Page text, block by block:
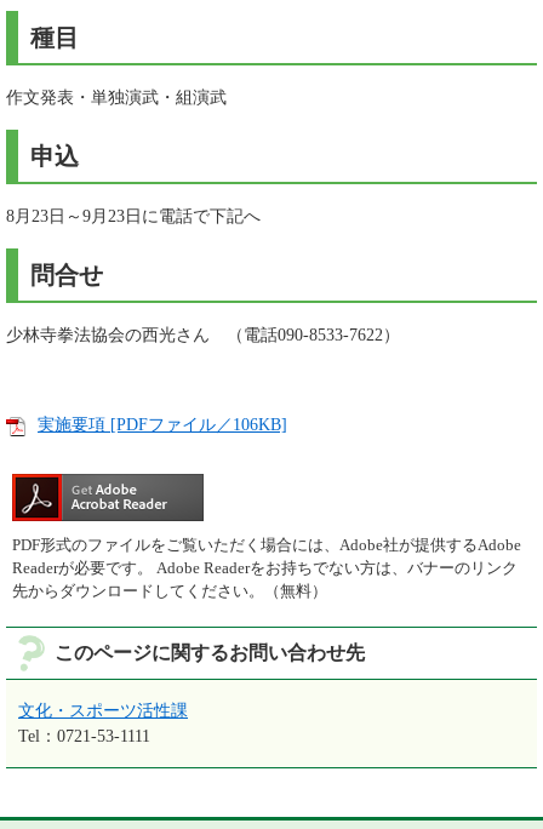
種目
作文発表・単独演武・組演武
申込
8月23日～9月23日に電話で下記へ
問合せ
少林寺拳法協会の西光さん （電話090-8533-7622）
実施要項 [PDFファイル／106KB]
PDF形式のファイルをご覧いただく場合には、Adobe社が提供するAdobe
Readerが必要です。
Adobe Readerをお持ちでない方は、バナーのリンク
先からダウンロードしてください。（無料）
このページに関するお問い合わせ先
文化・スポーツ活性課
Tel：0721-53-1111